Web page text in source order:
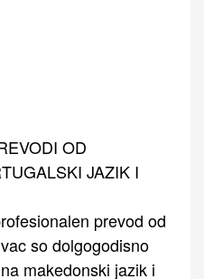
OD
JAZIK I
prevod od
so dolgogodisno
makedonski jazik i